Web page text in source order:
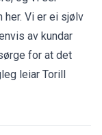
her. Vi er ei sjølv
av kundar
for at det
leiar Torill